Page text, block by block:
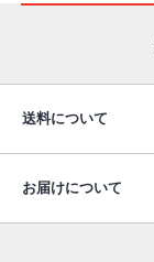
送料について
お届けについて